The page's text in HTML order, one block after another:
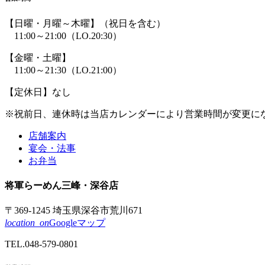
【日曜・月曜～木曜】
（祝日を含む）
11:00～21:00 （LO.20:30）
【金曜・土曜】
11:00～21:30 （LO.21:00）
【定休日】なし
※祝前日、連休時は当店カレンダーにより 営業時間が変更に
店舗案内
宴会・法事
お弁当
将軍らーめん三峰・深谷店
〒369-1245 埼玉県深谷市荒川671
location_onGoogleマップ
TEL.048-579-0801